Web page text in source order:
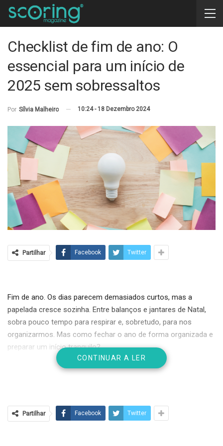
Checklist de fim de ano: O
essencial para um início de
2025 sem sobressaltos
Por Sílvia Malheiro 10:24 - 18 Dezembro 2024
Partilhar Facebook Twitter
Fim de ano. Os dias parecem demasiados curtos, mas a
papelada cresce sozinha. Entre balanços e jantares de Natal,
sobra pouco tempo para respirar e, sobretudo, para nos
organizarmos. Mas como fechar o ano de forma organizada e
preparar um início tranquilo?
Eis a minha tentativa de ajudar com umachecklist
Em primeiro lugar, feche as contas do ano : confira os
CONTINUAR A LER
Partilhar Facebook Twitter